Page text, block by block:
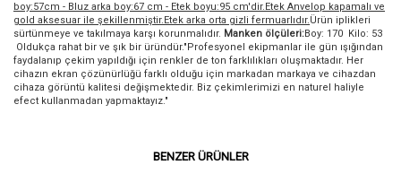
boy:57cm - Bluz arka boy:67 cm - Etek boyu:95 cm'dir.Etek Anvelop kapamalı ve
gold aksesuar ile şekillenmiştir.Etek arka orta gizli fermuarlıdır.Ürün iplikleri
sürtünmeye ve takılmaya karşı korunmalıdır. Manken ölçüleri:Boy: 170 Kilo: 53
Oldukça rahat bir ve şık bir üründür."Profesyonel ekipmanlar ile gün ışığından
faydalanıp çekim yapıldığı için renkler de ton farklılıkları oluşmaktadır. Her
cihazın ekran çözünürlüğü farklı olduğu için markadan markaya ve cihazdan
cihaza görüntü kalitesi değişmektedir. Biz çekimlerimizi en naturel haliyle
efect kullanmadan yapmaktayız."
BENZER ÜRÜNLER